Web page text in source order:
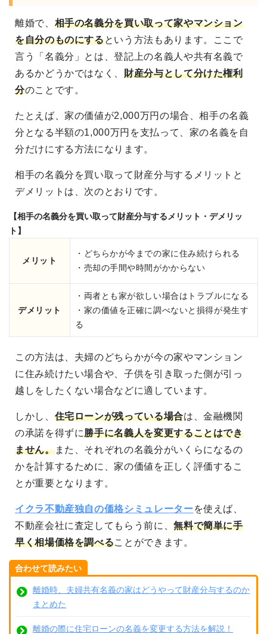
離婚で、 相手の名義分を買い取って家やマンション
を自分のものにするという方法もあります。ここで
言う「名義分」とは、登記上の名義人や共有名義で
あるかどうかではなく、財産分与として分けた権利
分のことです。
たとえば、家の価値が2,000万円の場合、相手の名義
分となる半額の1,000万円を支払って、家の名義を自
分だけにする方法になります。
相手の名義分を買い取って財産分与するメリットと
デメリットは、次のとおりです。
【相手の名義分を買い取って財産分与するメリット・デメリッ
ト】
メリット
・どちらかが今までの家に住み続けられる
・売却の手間や時間がかからない
デメリット
・両者とも家が欲しい場合はトラブルになる
・家の価値を正確に調べないと損得が発生す
る
この方法は、夫婦のどちらかが今の家やマンション
に住み続けたい場合や、子供を引き取った側が引っ
越しをしたくない場合などに適しています。
しかし、 住宅ローンが残っている場合は、金融機関
の承諾を得ずに勝手に名義人を変更することはでき
ません。また、それぞれの名義分がいくらになるの
かを計算するために、家の価値を正しく評価するこ
とが重要となります。
イクラ不動産独自の価格シミュレーターを使えば、
不動産会社に査定してもらう前に、無料で簡単に手
早く相場価格を調べることができます。
合わせて読みたい
離婚時、夫婦共有名義の家はどうやって財産分与するのか
まとめた
離婚の際に住宅ローンの名義を変更する方法を解説！